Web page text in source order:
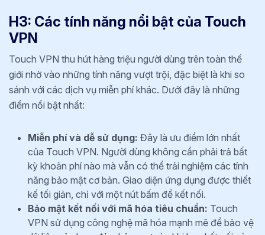
H3: Các tính năng nổi bật của Touch
VPN
Touch VPN thu hút hàng triệu người dùng trên toàn thế
giới nhờ vào những tính năng vượt trội, đặc biệt là khi so
sánh với các dịch vụ miễn phí khác. Dưới đây là những
điểm nổi bật nhất:
Miễn phí và dễ sử dụng: Đây là ưu điểm lớn nhất
của Touch VPN. Người dùng không cần phải trả bất
kỳ khoản phí nào mà vẫn có thể trải nghiệm các tính
năng bảo mật cơ bản. Giao diện ứng dụng được thiết
kế tối giản, chỉ với một nút bấm để kết nối.
Bảo mật kết nối với mã hóa tiêu chuẩn: Touch
VPN sử dụng công nghệ mã hóa mạnh mẽ để bảo vệ